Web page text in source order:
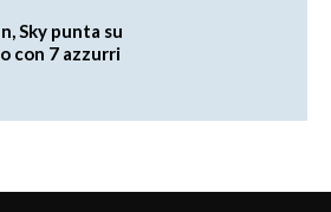
Sky punta su
con 7 azzurri